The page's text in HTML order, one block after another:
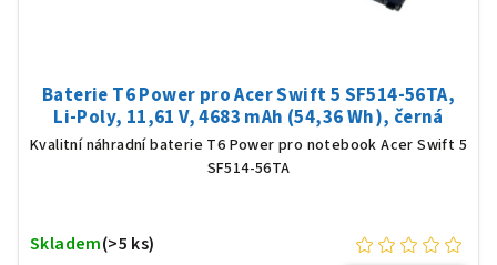
Baterie T6 Power pro Acer Swift 5 SF514-56TA,
Li-Poly, 11,61 V, 4683 mAh (54,36 Wh), černá
Kvalitní náhradní baterie T6 Power pro notebook Acer Swift 5
SF514-56TA
Skladem(>5 ks)